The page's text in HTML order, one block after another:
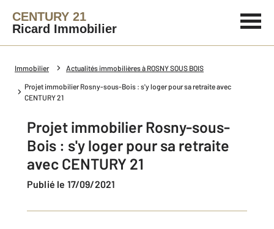
CENTURY 21
Ricard Immobilier
Immobilier Actualités immobilières à ROSNY SOUS BOIS
Projet immobilier Rosny-sous-Bois : s'y loger pour sa retraite avec
CENTURY 21
Projet immobilier Rosny-sous-
Bois : s'y loger pour sa retraite
avec CENTURY 21
Publié le 17/09/2021